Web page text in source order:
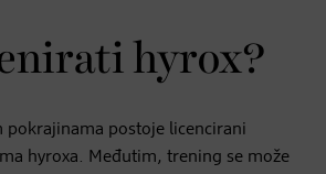
hyrox?
pokrajinama postoje licencirani
hyroxa. Međutim, trening se može